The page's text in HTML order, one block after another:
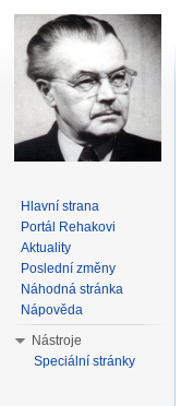
Hlavní strana
Portál Rehakovi
Aktuality
Poslední změny
Náhodná stránka
Nápověda
Nástroje
Speciální stránky